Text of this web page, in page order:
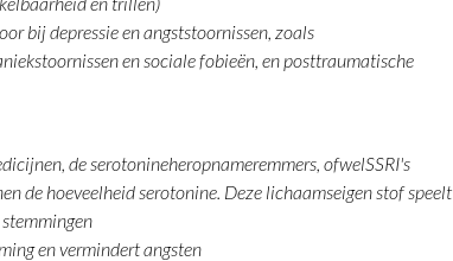
bij depressie en angststoornissen, zoals
en sociale fobieën, en posttraumatische
de serotonineheropnameremmers, ofwelSSRI's
de hoeveelheid serotonine. Deze lichaamseigen stof speelt
en vermindert angsten